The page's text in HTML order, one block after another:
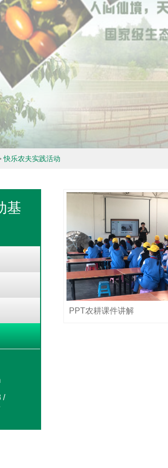
快乐农夫实践活动
基
/
PPT农耕课件讲解